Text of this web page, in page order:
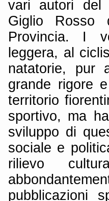
vari autori del
Giglio Rosso
Provincia. I
leggera, al
natatorie, pur
grande rigore
territorio
sportivo, ma
sviluppo di
sociale e
rilievo
pubblicazioni